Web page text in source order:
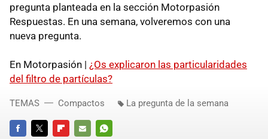
pregunta planteada en la sección Motorpasión
Respuestas. En una semana, volveremos con una
nueva pregunta.
En Motorpasión | ¿Os explicaron las particularidades
del filtro de partículas?
TEMAS Compactos La pregunta de la semana